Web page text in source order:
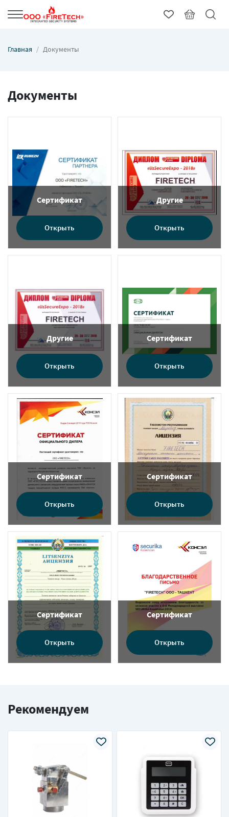
Главная Документы
Документы
Сертификат
Открыть
Другие
Открыть
Другие
Открыть
Сертификат
Открыть
Сертификат
Открыть
Сертификат
Открыть
Сертификат
Открыть
Сертификат
Открыть
Рекомендуем